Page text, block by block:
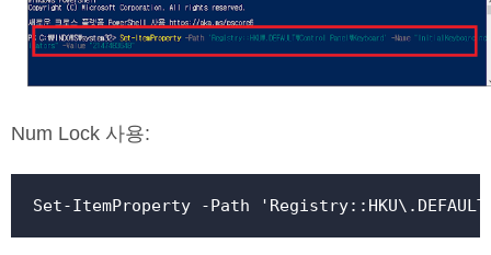
Num Lock 사용:
Set-ItemProperty -Path